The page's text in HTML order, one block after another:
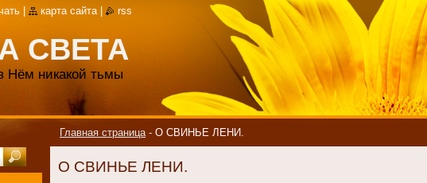
СВЕТА
Нём никакой тьмы
Главная страница - О СВИНЬЕ ЛЕНИ.
О СВИНЬЕ ЛЕНИ.
карта сайта rss